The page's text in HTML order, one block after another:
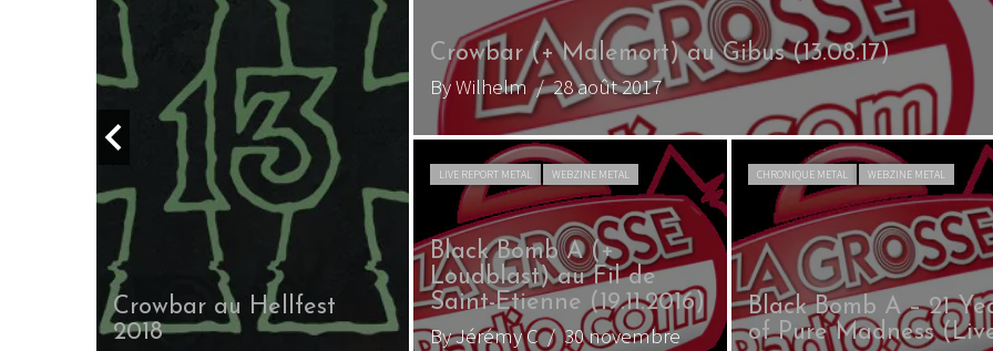
Crowbar au Hellfest
2018
Crowbar (+ Malemort) au Gibus (13.08.17)
By Wilhelm/ 28 août 2017
LIVE REPORT METAL WEBZINE METAL
Black Bomb A (+
Loudblast) au Fil de
Saint-Etienne (19.11.2016)
By Jérémy C/ 30 novembre
CHRONIQUE METAL WEBZINE METAL
Black Bomb A – 21
of Pure Madness